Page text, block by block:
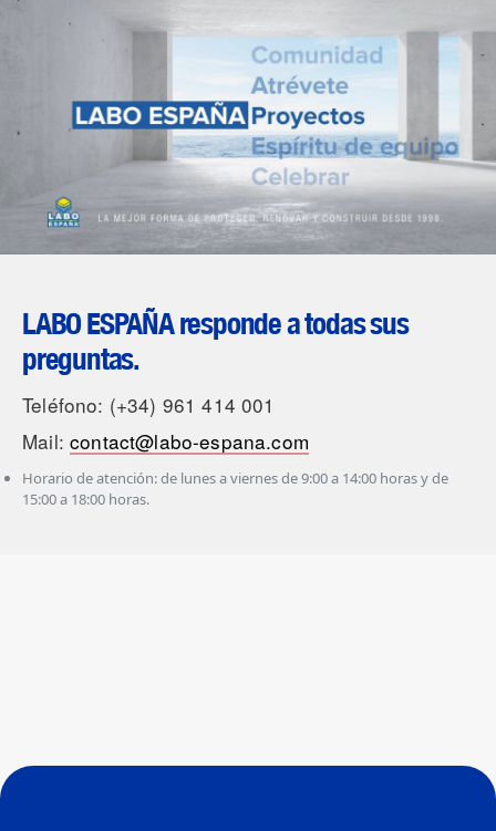
LABO ESPAÑA responde a todas sus
preguntas.
Teléfono: (+34) 961 414 001
Mail:contact@labo-espana.com
Horario de atención: de lunes a viernes de 9:00 a 14:00 horas y de
15:00 a 18:00 horas.